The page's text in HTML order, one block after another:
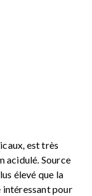
est très
acidulé. Source
élevé que la
intéressant pour